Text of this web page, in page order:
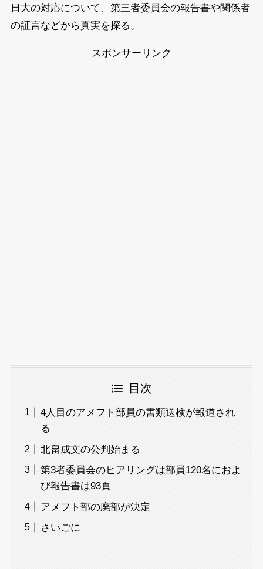
日大の対応について、第三者委員会の報告書や関係者
の証言などから真実を探る。
スポンサーリンク
目次
4人目のアメフト部員の書類送検が報道され
る
北畠成文の公判始まる
第3者委員会のヒアリングは部員120名におよ
び報告書は93頁
アメフト部の廃部が決定
さいごに